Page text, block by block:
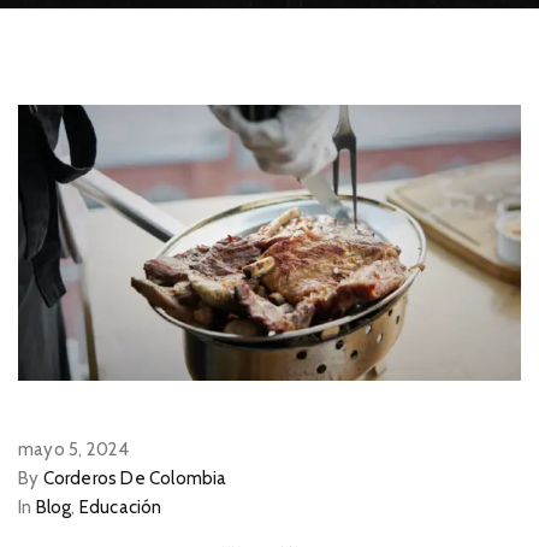
mayo 5, 2024
By Corderos De Colombia
In Blog, Educación